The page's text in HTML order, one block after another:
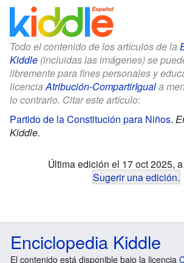
Todo el contenido de los artículos de la
Kiddle (incluidas las imágenes) se
libremente para fines personales y
licenciaAtribución-CompartirIguala
lo contrario. Citar este artículo:
Partido de la Constitución para Niños.
Kiddle.
Última edición el 17 oct 2025,
Sugerir una edición.
Enciclopedia Kiddle
El contenido está disponible bajo la licencia